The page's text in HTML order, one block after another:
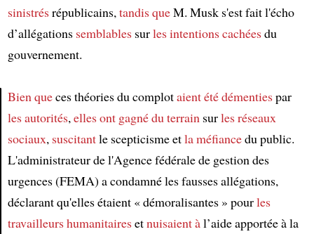
sinistrésrépublicains, tandis queM. Musk s'est fait l'écho
d’allégations semblablessurles intentions cachéesdu
gouvernement.
Bien queces théories du complotaient été démentiespar
les autorités, elles ont gagné du terrain surles réseaux
sociaux, suscitantle scepticisme etla méfiancedu public.
L'administrateur de l'Agence fédérale de gestion des
urgences (FEMA) a condamné les fausses allégations,
déclarant qu'elles étaient « démoralisantes » pourles
travailleurs humanitairesetnuisaient àl’aide apportée à la